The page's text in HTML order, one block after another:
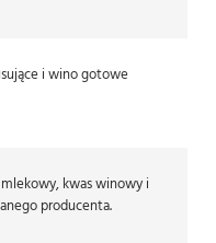
i wino gotowe
kwas winowy i
producenta.